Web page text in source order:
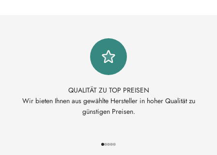
QUALITÄT ZU TOP PREISEN
Wir bieten Ihnen aus gewählte Hersteller in hoher Qualität zu
günstigen Preisen.